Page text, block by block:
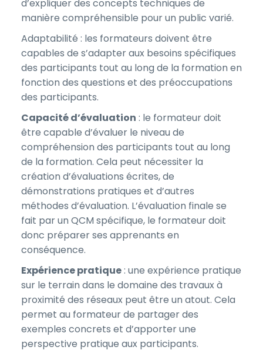
d’expliquer des concepts techniques de
manière compréhensible pour un public varié.
Adaptabilité : les formateurs doivent être
capables de s’adapter aux besoins spécifiques
des participants tout au long de la formation en
fonction des questions et des préoccupations
des participants.
Capacité d’évaluation : le formateur doit
être capable d’évaluer le niveau de
compréhension des participants tout au long
de la formation. Cela peut nécessiter la
création d’évaluations écrites, de
démonstrations pratiques et d’autres
méthodes d’évaluation. L’évaluation finale se
fait par un QCM spécifique, le formateur doit
donc préparer ses apprenants en
conséquence.
Expérience pratique: une expérience pratique
sur le terrain dans le domaine des travaux à
proximité des réseaux peut être un atout. Cela
permet au formateur de partager des
exemples concrets et d’apporter une
perspective pratique aux participants.